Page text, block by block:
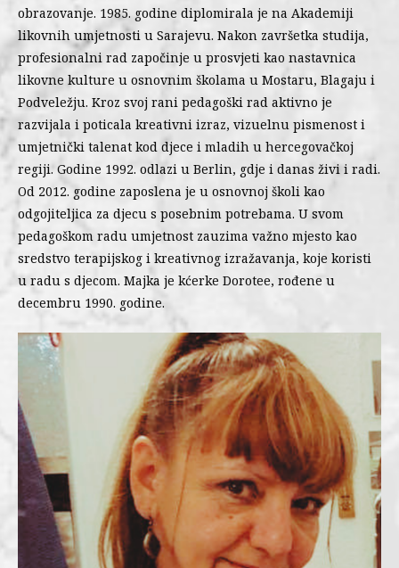
obrazovanje. 1985. godine diplomirala je na Akademiji
likovnih umjetnosti u Sarajevu. Nakon završetka studija,
profesionalni rad započinje u prosvjeti kao nastavnica
likovne kulture u osnovnim školama u Mostaru, Blagaju i
Podveležju. Kroz svoj rani pedagoški rad aktivno je
razvijala i poticala kreativni izraz, vizuelnu pismenost i
umjetnički talenat kod djece i mladih u hercegovačkoj
regiji. Godine 1992. odlazi u Berlin, gdje i danas živi i radi.
Od 2012. godine zaposlena je u osnovnoj školi kao
odgojiteljica za djecu s posebnim potrebama. U svom
pedagoškom radu umjetnost zauzima važno mjesto kao
sredstvo terapijskog i kreativnog izražavanja, koje koristi
u radu s djecom. Majka je kćerke Dorotee, rođene u
decembru 1990. godine.